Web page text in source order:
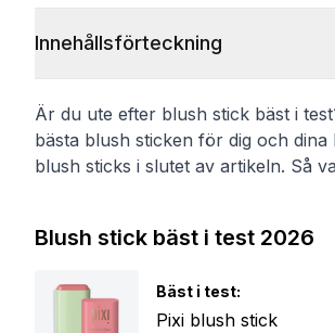
Innehållsförteckning
Är du ute efter blush stick bäst i
bästa blush sticken för dig och
blush sticks i slutet av artikeln. Så
Blush stick bäst i test 2026
Bäst i test:
Pixi blush stick